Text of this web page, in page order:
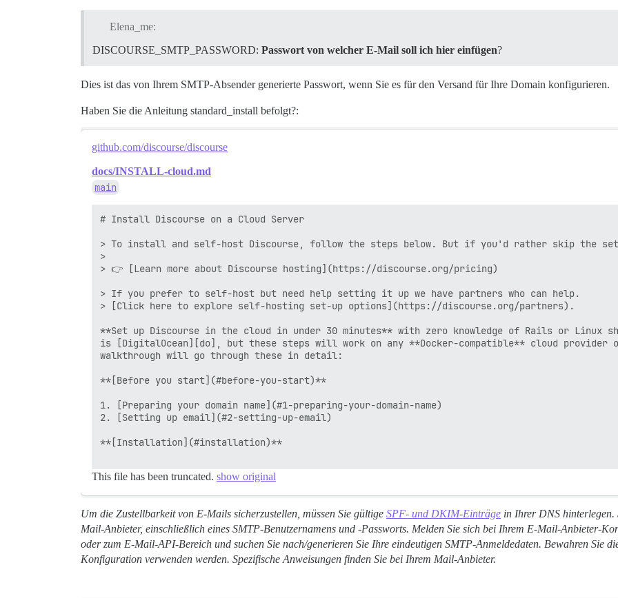
Elena_me:
DISCOURSE_SMTP_PASSWORD: Passwort von welcher E-Mail soll ich hier einfügen?
Dies ist das von Ihrem SMTP-Absender generierte Passwort, wenn Sie es für den Versand für Ihre Domain konfigurieren.
Haben Sie die Anleitung standard_install befolgt?:
github.com/discourse/discourse
docs/INSTALL-cloud.md
main
# Install Discourse on a Cloud Server
> To install and self-host Discourse, follow the steps below. But if you'd rather skip the
>
> 👉 [Learn more about Discourse hosting](https://discourse.org/pricing)
> If you prefer to self-host but need help setting it up we have partners who can help.
> [Click here to explore self-hosting set-up options](https://discourse.org/partners).
**Set up Discourse in the cloud in under 30 minutes** with zero knowledge of Rails or Linux
is [DigitalOcean][do], but these steps will work on any **Docker-compatible** cloud
walkthrough will go through these in detail:
**[Before you start](#before-you-start)**
1. [Preparing your domain name](#1-preparing-your-domain-name)
2. [Setting up email](#2-setting-up-email)
**[Installation](#installation)**
This file has been truncated. show original
Um die Zustellbarkeit von E-Mails sicherzustellen, müssen Sie gültige SPF- und DKIM-Einträge in Ihrer DNS hinterlegen.
Mail-Anbieter, einschließlich eines SMTP-Benutzernamens und -Passworts. Melden Sie sich bei Ihrem E-Mail-Anbieter-
oder zum E-Mail-API-Bereich und suchen Sie nach/generieren Sie Ihre eindeutigen SMTP-Anmeldedaten. Bewahren Sie
Konfiguration verwenden werden. Spezifische Anweisungen finden Sie bei Ihrem Mail-Anbieter.